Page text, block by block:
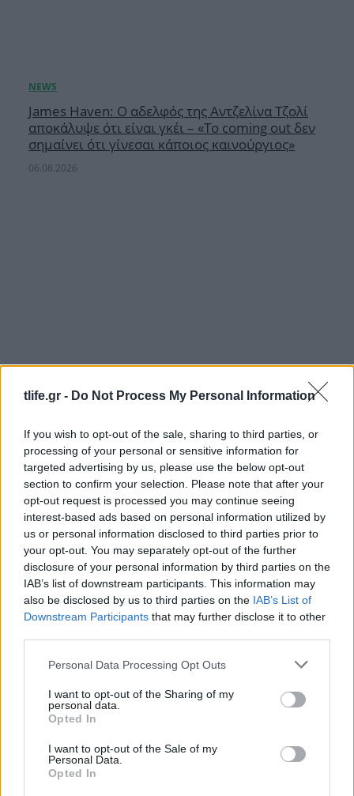
tlife.gr - Do Not Process My Personal Information
If you wish to opt-out of the sale, sharing to third parties, or
processing of your personal or sensitive information for
targeted advertising by us, please use the below opt-out
section to confirm your selection. Please note that after your
opt-out request is processed you may continue seeing
interest-based ads based on personal information utilized by
us or personal information disclosed to third parties prior to
your opt-out. You may separately opt-out of the further
disclosure of your personal information by third parties on the
IAB’s list of downstream participants. This information may
also be disclosed by us to third parties on the IAB’s List of
Downstream Participants that may further disclose it to other
Please note that this website/app uses one or more Google
not limited to your visit or usage behaviour. You may click to
grant or deny consent to Google and its third-party tags to
use your data for below specified purposes in below Google
consent section.
Personal Data Processing Opt Outs
I want to opt-out of the Sharing of my
personal data.
Opted In
I want to opt-out of the Sale of my
Personal Data.
Opted In
James Haven: Ο αδελφός της Αντζελίνα Τζολί
αποκάλυψε ότι είναι γκέι – «Το coming out δεν
σημαίνει ότι γίνεσαι κάποιος καινούργιος»
06.08.2026
Πώς να βγάλεις το παιδί από τη θάλασσα χωρίς
κλάματα και φωνές
02.08.2026